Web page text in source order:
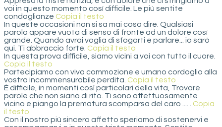
voi in questo momento così difficile. Le più sentite
condoglianze Copia il testo
In queste occasioni non si sa mai cosa dire. Qualsiasi
parola appare vuota di senso di fronte ad un dolore così
grande. Quando avrai voglia di sfogarti e parlare... io sarò
qui. Ti abbraccio forte. Copia il testo
In questa prova difficile, siamo vicini a voi con tutto il cuore.
Copia il testo
Partecipiamo con viva commozione e umano cordoglio alla
vostra incommensurabile perdita. Copia il testo
È difficile, in momenti così particolari della vita, Trovare
parole che non siano di rito. Ti sono affettuosamente
vicino e piango la prematura scomparsa del caro .... .
Copia
il testo
Con il nostro più sincero affetto speriamo di sostenervi e